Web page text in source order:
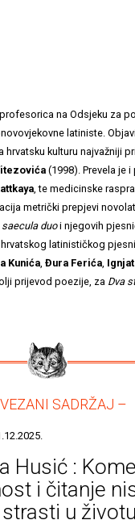
na Odsjeku za
latiniste.
kulturu najvažniji
(1998). Prevela je
, te medicinske
metrički prepjevi
duoi njegovih
latinističkog
Kunića Đura Ferića
prijevod poezije, za Dva
SADRŽAJ –
Husić : Kome
i čitanje
u